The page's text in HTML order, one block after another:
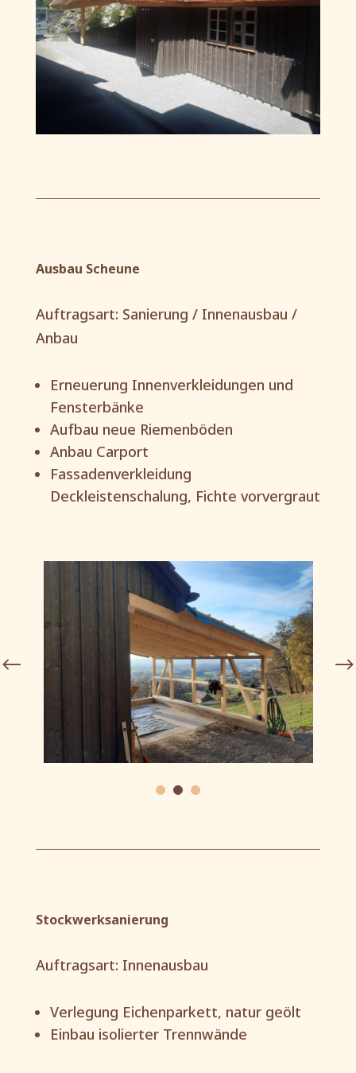
Ausbau Scheune
Auftragsart: Sanierung / Innenausbau /
Anbau
Erneuerung Innenverkleidungen und
Fensterbänke
Aufbau neue Riemenböden
Anbau Carport
Fassadenverkleidung
Deckleistenschalung, Fichte vorvergraut
Stockwerksanierung
Auftragsart: Innenausbau
Verlegung Eichenparkett, natur geölt
Einbau isolierter Trennwände